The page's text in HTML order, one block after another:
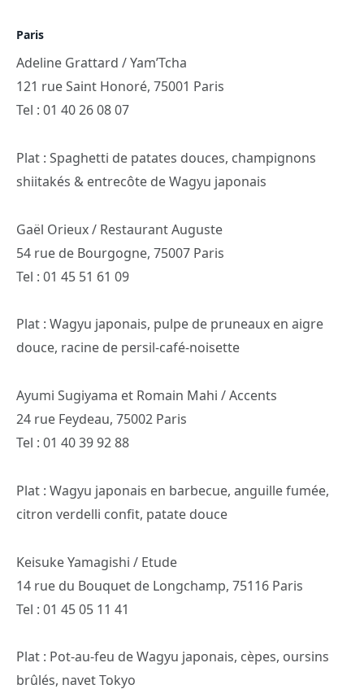
Paris
Adeline Grattard / Yam’Tcha
121 rue Saint Honoré, 75001 Paris
Tel : 01 40 26 08 07
Plat : Spaghetti de patates douces, champignons
shiitakés & entrecôte de Wagyu japonais
Gaël Orieux / Restaurant Auguste
54 rue de Bourgogne, 75007 Paris
Tel : 01 45 51 61 09
Plat : Wagyu japonais, pulpe de pruneaux en aigre
douce, racine de persil-café-noisette
Ayumi Sugiyama et Romain Mahi / Accents
24 rue Feydeau, 75002 Paris
Tel : 01 40 39 92 88
Plat : Wagyu japonais en barbecue, anguille fumée,
citron verdelli confit, patate douce
Keisuke Yamagishi / Etude
14 rue du Bouquet de Longchamp, 75116 Paris
Tel : 01 45 05 11 41
Plat : Pot-au-feu de Wagyu japonais, cèpes, oursins
brûlés, navet Tokyo